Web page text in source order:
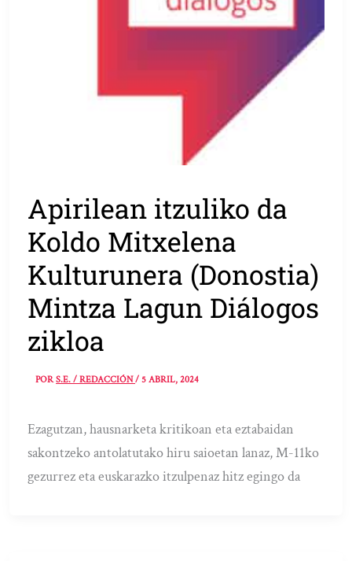
Apirilean itzuliko da
Koldo Mitxelena
Kulturunera (Donostia)
Mintza Lagun Diálogos
zikloa
PORS.E. / REDACCIÓN/5 ABRIL, 2024
Ezagutzan, hausnarketa kritikoan eta eztabaidan
sakontzeko antolatutako hiru saioetan lanaz, M-11ko
gezurrez eta euskarazko itzulpenaz hitz egingo da